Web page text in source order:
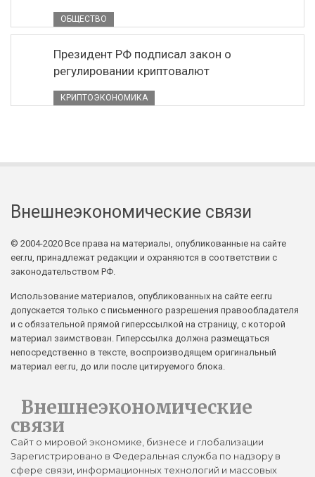
ОБЩЕСТВО
Президент РФ подписал закон о
регулировании криптовалют
КРИПТОЭКОНОМИКА
Внешнеэкономические связи
© 2004-2020 Все права на материалы, опубликованные на сайте
eer.ru, принадлежат редакции и охраняются в соответствии с
законодательством РФ.
Использование материалов, опубликованных на сайте eer.ru
допускается только с письменного разрешения правообладателя
и с обязательной прямой гиперссылкой на страницу, с которой
материал заимствован. Гиперссылка должна размещаться
непосредственно в тексте, воспроизводящем оригинальный
материал eer.ru, до или после цитируемого блока.
Внешнеэкономические
связи
Сайт о мировой экономике, бизнесе и глобализации
Зарегистрировано в Федеральная служба по надзору в
сфере связи, информационных технологий и массовых